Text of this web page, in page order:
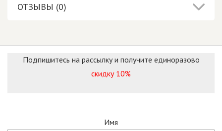
ОТЗЫВЫ (0)
Подпишитесь на рассылку и получите единоразово
скидку 10%
Имя